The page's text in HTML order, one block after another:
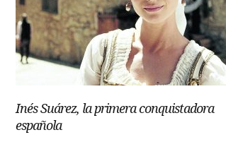
Inés Suárez, la primera conquistadora
española